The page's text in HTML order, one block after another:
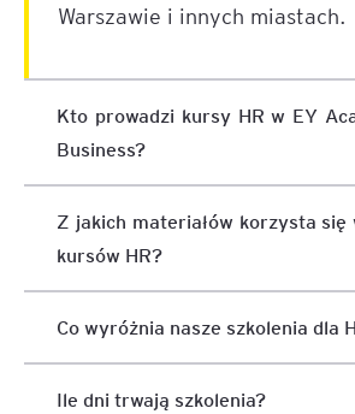
Warszawie i innych miastach.
Kto prowadzi kursy HR w EY
Business?
Z jakich materiałów korzysta się
kursów HR?
Co wyróżnia nasze szkolenia dla
Ile dni trwają szkolenia?